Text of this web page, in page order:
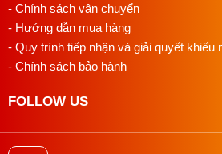
- Chính sách vận chuyển
- Hướng dẫn mua hàng
- Quy trình tiếp nhận và giải quyết khiếu
- Chính sách bảo hành
FOLLOW US